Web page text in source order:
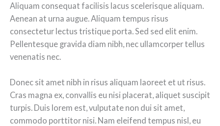
Aliquam consequat facilisis lacus scelerisque aliquam.
Aenean at urna augue. Aliquam tempus risus
consectetur lectus tristique porta. Sed sed elit enim.
Pellentesque gravida diam nibh, nec ullamcorper tellus
venenatis nec.
Donec sit amet nibh in risus aliquam laoreet et ut risus.
Cras magna ex, convallis eu nisi placerat, aliquet suscipit
turpis. Duis lorem est, vulputate non dui sit amet,
commodo porttitor nisi. Nam eleifend tempus nisl, eu